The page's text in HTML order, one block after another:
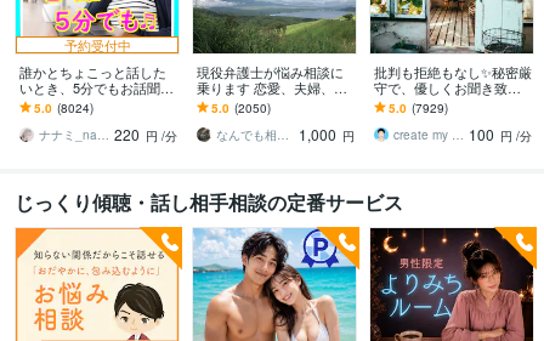
予約受付中
誰かとちょこっと話した
いとき、5分でもお話聞き
ます 疲れた～、でもカウ
ンセリングじゃない、な
んとなく雑談聞いて～
5.0 (8024)
ナナミ_nanami 220 円 /分
現役弁護士が悩み相談に
乗ります 恋愛、夫婦、学
校、会社、お金，単なる
愚痴など何でもOK！
5.0 (2050)
なんでも相談員
1,000 円
批判も拒絶もなし✨秘密厳
守で、優しくお聞き致し
ます ✨お試し１分から✨
違うかな？と思ったら途
中で切って構いません
5.0 (7929)
create my life 100 円 /分
じっくり傾聴・話し相手相談の定番サービス